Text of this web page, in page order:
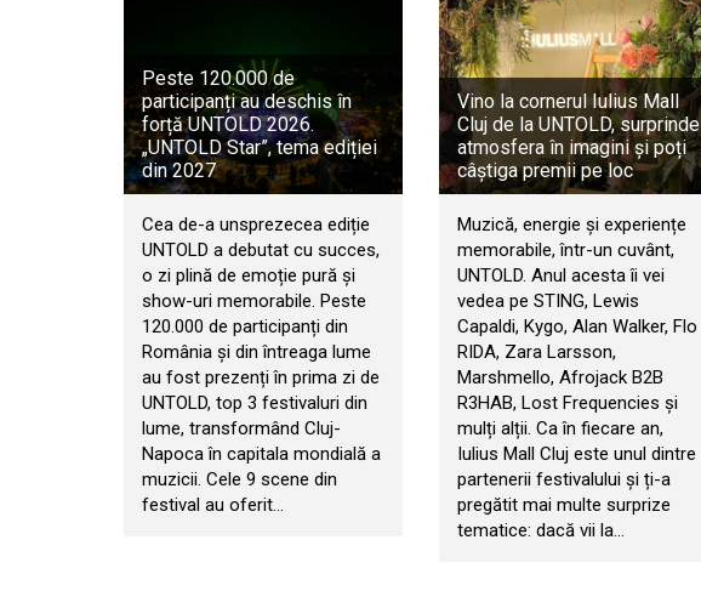
Peste 120.000 de
participanți au deschis în
forță UNTOLD 2026.
„UNTOLD Star”, tema ediției
din 2027
Cea de-a unsprezecea ediție
UNTOLD a debutat cu succes,
o zi plină de emoție pură și
show-uri memorabile. Peste
120.000 de participanți din
România și din întreaga lume
au fost prezenți în prima zi de
UNTOLD, top 3 festivaluri din
lume, transformând Cluj-
Napoca în capitala mondială a
muzicii. Cele 9 scene din
festival au oferit…
Vino la cornerul Iulius Mall
Cluj de la UNTOLD, surprinde
atmosfera în imagini și poți
câștiga premii pe loc
Muzică, energie și experiențe
memorabile, într-un cuvânt,
UNTOLD. Anul acesta îi vei
vedea pe STING, Lewis
Capaldi, Kygo, Alan Walker, Flo
RIDA, Zara Larsson,
Marshmello, Afrojack B2B
R3HAB, Lost Frequencies și
mulți alții. Ca în fiecare an,
Iulius Mall Cluj este unul dintre
partenerii festivalului și ți-a
pregătit mai multe surprize
tematice: dacă vii la…